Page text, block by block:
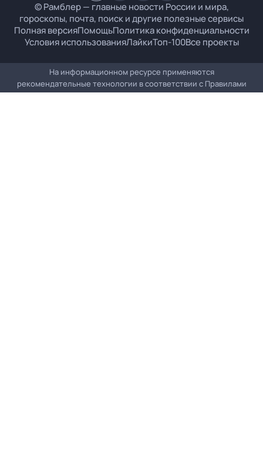
© Рамблер — главные новости России и мира,
гороскопы, почта, поиск и другие полезные сервисы
Полная версияПомощьПолитика конфиденциальности
Условия использованияЛайкиТоп-100Все проекты
На информационном ресурсе применяются
рекомендательные технологии в соответствии с Правилами